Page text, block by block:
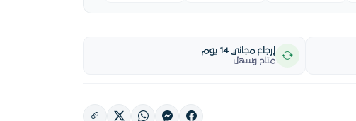
إرجاع مجاني 14 يوم
متاح وسهل